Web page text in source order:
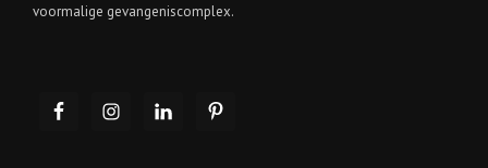
voormalige gevangeniscomplex.